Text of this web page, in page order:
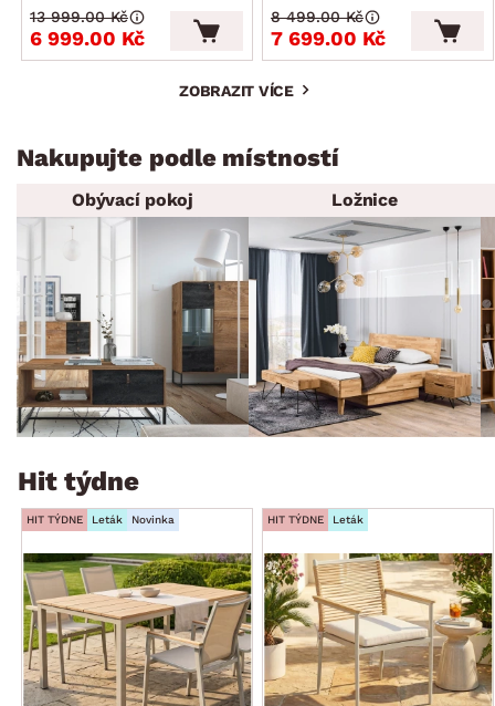
6 999.00 Kč
13 999.00 Kč
7 699.00 Kč
8 499.00 Kč
ZOBRAZIT VÍCE
Nakupujte podle místností
Obývací pokoj Ložnice
Hit týdne
HIT TÝDNE Leták Novinka HIT TÝDNE Leták